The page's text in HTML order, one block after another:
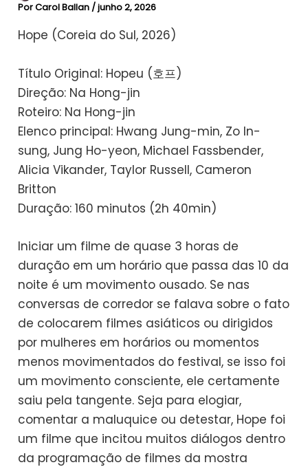
PorCarol Ballan /junho 2, 2026
Hope (Coreia do Sul, 2026)
Título Original: Hopeu (호프)
Direção: Na Hong-jin
Roteiro: Na Hong-jin
Elenco principal: Hwang Jung-min, Zo In-
sung, Jung Ho-yeon, Michael Fassbender,
Alicia Vikander, Taylor Russell, Cameron
Britton
Duração: 160 minutos (2h 40min)
Iniciar um filme de quase 3 horas de
duração em um horário que passa das 10 da
noite é um movimento ousado. Se nas
conversas de corredor se falava sobre o fato
de colocarem filmes asiáticos ou dirigidos
por mulheres em horários ou momentos
menos movimentados do festival, se isso foi
um movimento consciente, ele certamente
saiu pela tangente. Seja para elogiar,
comentar a maluquice ou detestar, Hope foi
um filme que incitou muitos diálogos dentro
da programação de filmes da mostra